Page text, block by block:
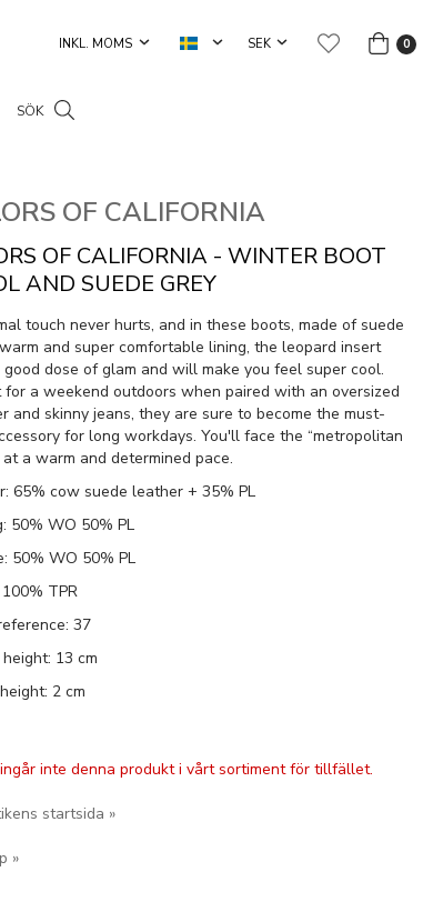
0
SÖK
OF CALIFORNIA
OF CALIFORNIA - WINTER BOOT
AND SUEDE GREY
touch never hurts, and in these boots, made of suede
and super comfortable lining, the leopard insert
good dose of glam and will make you feel super cool.
for a weekend outdoors when paired with an oversized
and skinny jeans, they are sure to become the must-
for long workdays. You'll face the “metropolitan
at a warm and determined pace.
65% cow suede leather + 35% PL
50% WO 50% PL
50% WO 50% PL
TPR
37
13 cm
2 cm
inte denna produkt i vårt sortiment för tillfället.
startsida »
»